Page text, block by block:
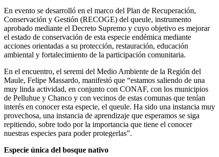
En evento se desarrolló en el marco del Plan de Recuperación,
Conservación y Gestión (RECOGE) del queule, instrumento
aprobado mediante el Decreto Supremo y cuyo objetivo es mejorar
el estado de conservación de esta especie endémica mediante
acciones orientadas a su protección, restauración, educación
ambiental y fortalecimiento de la participación comunitaria.
En el encuentro, el seremi del Medio Ambiente de la Región del
Maule, Felipe Massardo, manifestó que “estamos saliendo de una
muy linda actividad, en conjunto con CONAF, con los municipios
de Pelluhue y Chanco y con vecinos de estas comunas que tenían
interés en conocer esta especie, el queule. Ha sido una instancia muy
provechosa, una instancia de aprendizaje que esperamos se siga
repitiendo, sobre todo por la importancia que tiene el conocer
nuestras especies para poder protegerlas”.
Especie única del bosque nativo